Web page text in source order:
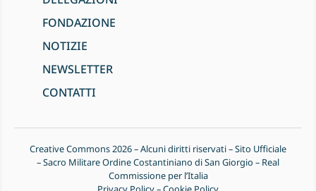
FONDAZIONE
NOTIZIE
NEWSLETTER
CONTATTI
Creative Commons 2026 – Alcuni diritti riservati – Sito Ufficiale
– Sacro Militare Ordine Costantiniano di San Giorgio – Real
Commissione per l’Italia